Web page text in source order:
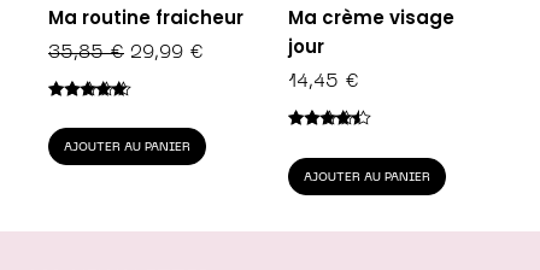
Ma routine fraicheur
35,85€ LE
ÉTAIT :
35,85 €.
29,99 €
EST :
sur 5
AJOUTER AU PANIER
Ma crème visage
jour
14,45 €
sur 5
AJOUTER AU PANIER